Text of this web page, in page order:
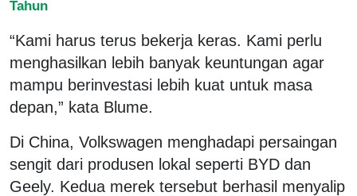
Tahun
“Kami harus terus bekerja keras. Kami perlu
menghasilkan lebih banyak keuntungan agar
mampu berinvestasi lebih kuat untuk masa
depan,” kata Blume.
Di China, Volkswagen menghadapi persaingan
sengit dari produsen lokal seperti BYD dan
Geely. Kedua merek tersebut berhasil menyalip